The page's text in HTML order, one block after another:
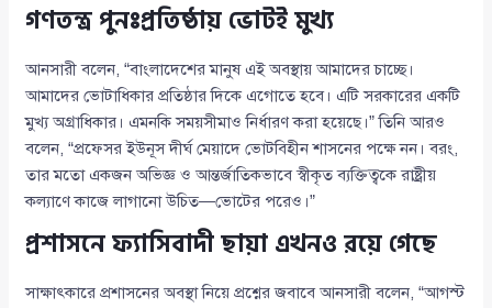
গণতন্ত্র পুনঃপ্রতিষ্ঠায় ভোটই মুখ্য
আনসারী বলেন, “বাংলাদেশের মানুষ এই অবস্থায় আমাদের চাচ্ছে।
আমাদের ভোটাধিকার প্রতিষ্ঠার দিকে এগোতে হবে। এটি সরকারের একটি
মুখ্য অগ্রাধিকার। এমনকি সময়সীমাও নির্ধারণ করা হয়েছে।” তিনি আরও
বলেন, “প্রফেসর ইউনূস দীর্ঘ মেয়াদে ভোটবিহীন শাসনের পক্ষে নন। বরং,
তার মতো একজন অভিজ্ঞ ও আন্তর্জাতিকভাবে স্বীকৃত ব্যক্তিত্বকে রাষ্ট্রীয়
কল্যাণে কাজে লাগানো উচিত—ভোটের পরেও।”
প্রশাসনে ফ্যাসিবাদী ছায়া এখনও রয়ে গেছে
সাক্ষাৎকারে প্রশাসনের অবস্থা নিয়ে প্রশ্নের জবাবে আনসারী বলেন, “আগস্ট